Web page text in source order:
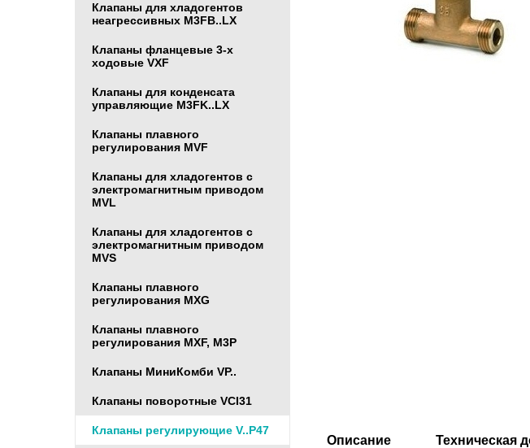
Клапаны для хладогентов
неагрессивных M3FB..LX
Клапаны фланцевые 3-х
ходовые VXF
Клапаны для конденсата
управляющие M3FK..LX
Клапаны плавного
регулирования MVF
Клапаны для хладогентов с
электромагнитным приводом
MVL
Клапаны для хладогентов с
электромагнитным приводом
MVS
Клапаны плавного
регулирования MXG
Клапаны плавного
регулирования MXF, M3P
Клапаны МиниКомби VP..
Клапаны поворотные VCI31
Клапаны регулирующие V..P47
Описание Техническая